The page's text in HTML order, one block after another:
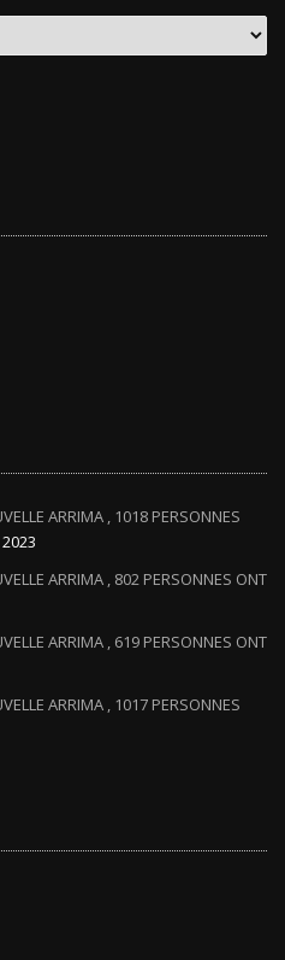
ARRIMA , 1018 PERSONNES
ARRIMA , 802 PERSONNES ONT
ARRIMA , 619 PERSONNES ONT
ARRIMA , 1017 PERSONNES